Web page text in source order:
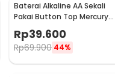
Baterai Alkaline AA Sekali
Pakai Button Top Mercury-
Free 1.5V 10 PCS - Zi5
Rp39.600
Rp69.900 44%